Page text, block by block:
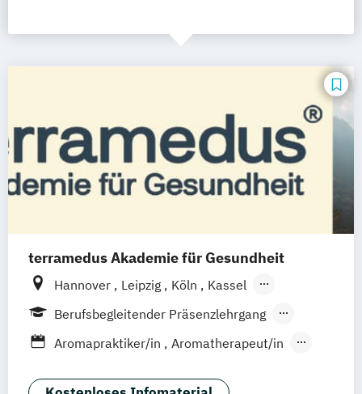
terramedus Akademie für Gesundheit
Hannover Leipzig Köln
Kassel
Frankfurt am Main
Nürnberg
Berlin München Sendling Bremen
Lindau (Bodensee)
Berufsbegleitender Präsenzlehrgang
Fernlehrgang
Fernstudium
Aromapraktiker/in
Aromatherapeut/in
Ayurvedische Ernährung